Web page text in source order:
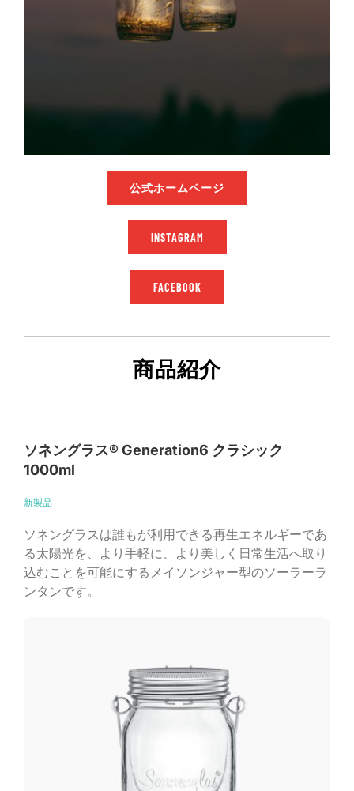
公式ホームページ
INSTAGRAM
FACEBOOK
商品紹介
ソネングラス®︎ Generation6 クラシック
1000ml
新製品
ソネングラス︎は誰もが利用できる再生エネルギーであ
る太陽光を、より手軽に、より美しく日常生活へ取り
込むことを可能にするメイソンジャー型のソーラーラ
ンタンです。